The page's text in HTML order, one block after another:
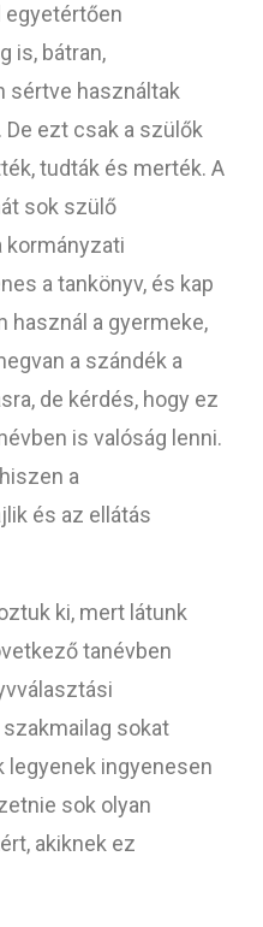
is, bátran,
sértve használtak
ezt csak a szülők
tudták és merték. A
sok szülő
kormányzati
a tankönyv, és kap
használ a gyermeke,
a szándék a
de kérdés, hogy ez
is valóság lenni.
a
és az ellátás
ki, mert látunk
tanévben
sokat
legyenek ingyenesen
sok olyan
akiknek ez